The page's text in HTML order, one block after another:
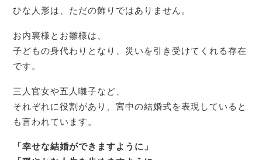
ひな人形は、ただの飾りではありません。
お内裏様とお雛様は、
子どもの身代わりとなり、災いを引き受けてくれる存在
です。
三人官女や五人囃子など、
それぞれに役割があり、宮中の結婚式を表現していると
も言われています。
「幸せな結婚ができますように」